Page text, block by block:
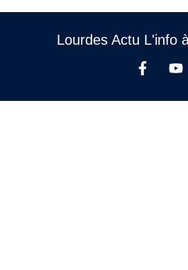
Lourdes Actu L'info